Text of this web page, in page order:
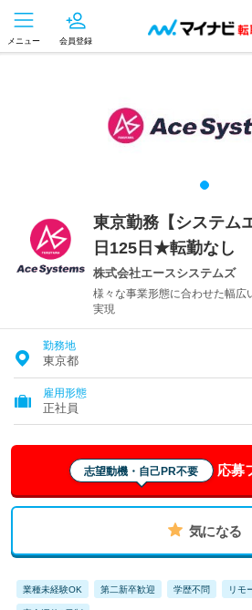
メニュー 会員登録
東京勤務【システム
日125日★転勤なし
株式会社エースシステムズ
様々な事業形態に合わせた幅広
実現
勤務地
東京都
雇用形態
正社員
志望動機・自己PR不要 応募
気になる
業種未経験OK 第二新卒歓迎 学歴不問 リモ